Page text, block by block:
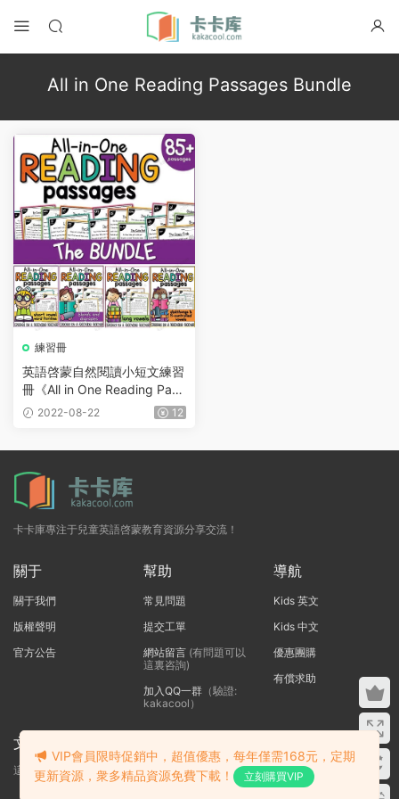
All in One Reading Passages Bundle
練習冊
英語啓蒙自然閱讀小短文練習
冊《All in One Reading Pass
ages Bundle》全5冊
2022-08-22 12
卡卡庫專注于兒童英語啓蒙教育資源分享交流！
關于
關于我們
版權聲明
官方公告
幫助
常見問題
提交工單
網站留言(有問題可以
這裏咨詢)
加入QQ一群（驗證:
kakacool）
導航
Kids 英文
Kids 中文
優惠團購
有償求助
文本标題
這裏輸入代碼
VIP會員限時促銷中，超值優惠，每年僅需168元，定期
更新資源，衆多精品資源免費下載！
立刻購買VIP